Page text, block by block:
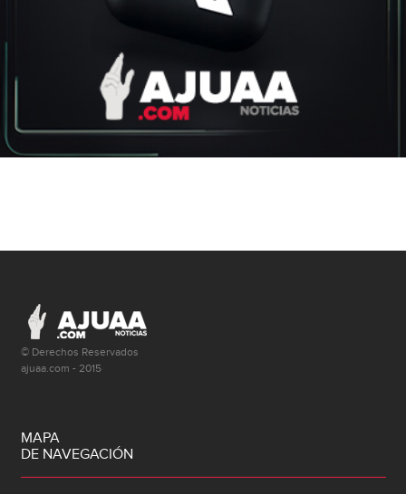
© Derechos Reservados
ajuaa.com - 2015
MAPA
DE NAVEGACIÓN